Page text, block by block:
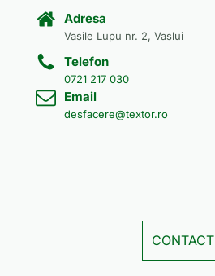
Adresa
Vasile Lupu nr. 2, Vaslui
Telefon
0721 217 030
Email
desfacere@textor.ro
CONTACT